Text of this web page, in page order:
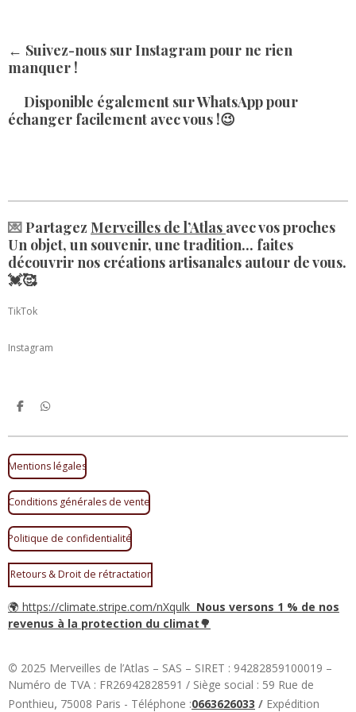
a
m
t
e
e
s
t
← Suivez-nous sur Instagram pour ne rien
manquer !
Disponible également sur WhatsApppour
échanger facilement avec vous !😉
💌Partagez Merveilles de l’Atlas avec vos proches
Un objet, un souvenir, une tradition... faites
découvrir nos créations artisanales autour de vous.
💓🥰
TikTok
Instagram
P
r
a
g
e
r
P
r
a
g
e
r
Mentions légales
Conditions générales de vente
Politique de confidentialité
Retours & Droit de rétractation
🌍 https://climate.stripe.com/nXqulk Nous versons 1 % de nos
revenus à la protection du climat🌳
© 2025 Merveilles de l’Atlas – SAS – SIRET : 94282859100019 –
Numéro de TVA : FR26942828591 / Siège social : 59 Rue de
Ponthieu, 75008 Paris - Téléphone :0663626033 / Expédition